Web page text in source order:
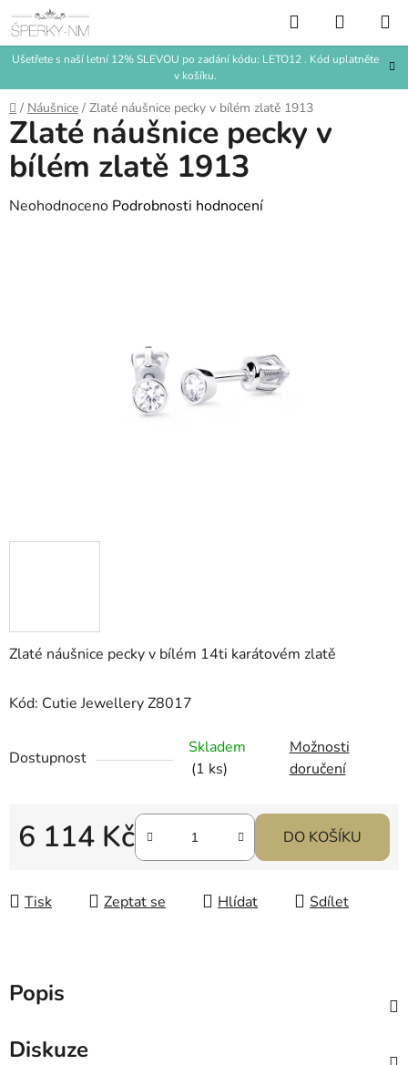
na
obsah
Ušetřete s naší letní 12% SLEVOU po zadání kódu: LETO12 . Kód uplatněte
v košíku.
Hledat
KOŠÍK
Domů
/ Náušnice / Zlaté náušnice pecky v bílém zlatě 1913
Zlaté náušnice pecky v bílém 14ti karátovém zlatě
Kód: Cutie Jewellery Z8017
Dostupnost
Skladem
(1 ks)
Možnosti
doručení
6 114 Kč DO KOŠÍKU
Tisk Zeptat se Hlídat Sdílet
Zlaté náušnice pecky v
bílém zlatě 1913
Průměrné
Neohodnoceno Podrobnosti hodnocení
Popis
Diskuze